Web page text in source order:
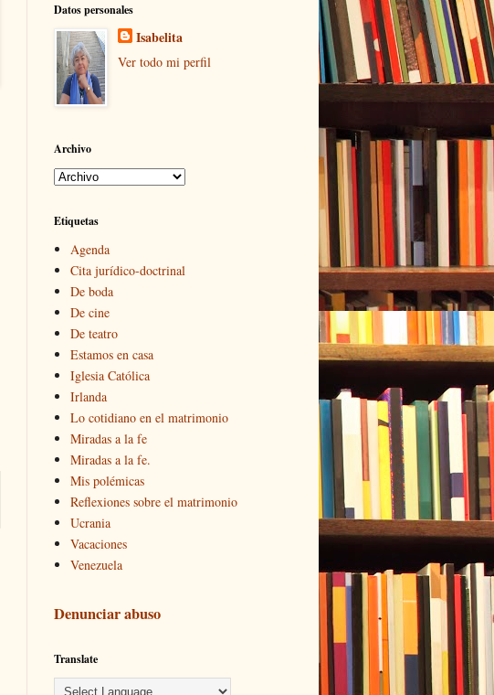
Datos personales
Isabelita
Ver todo mi perfil
Archivo
Etiquetas
Agenda
Cita jurídico-doctrinal
De boda
De cine
De teatro
Estamos en casa
Iglesia Católica
Irlanda
Lo cotidiano en el matrimonio
Miradas a la fe
Miradas a la fe.
Mis polémicas
Reflexiones sobre el matrimonio
Ucrania
Vacaciones
Venezuela
Denunciar abuso
Translate